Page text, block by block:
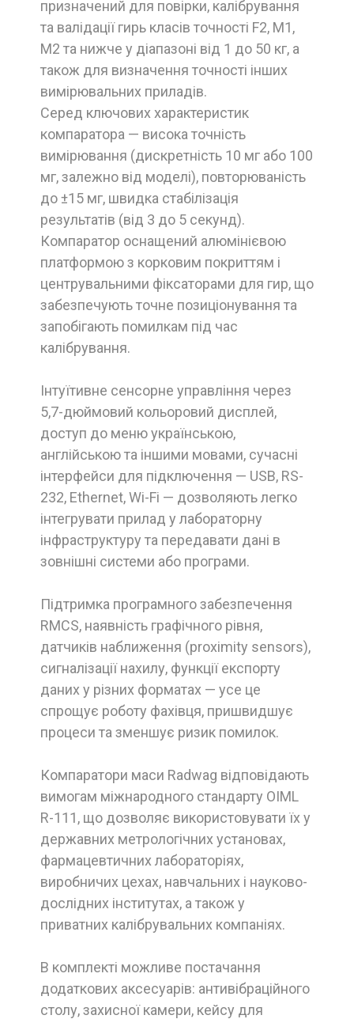
призначений для повірки, калібрування
та валідації гирь класів точності F2, M1,
M2 та нижче у діапазоні від 1 до 50 кг, а
також для визначення точності інших
вимірювальних приладів.
Серед ключових характеристик
компаратора — висока точність
вимірювання (дискретність 10 мг або 100
мг, залежно від моделі), повторюваність
до ±15 мг, швидка стабілізація
результатів (від 3 до 5 секунд).
Компаратор оснащений алюмінієвою
платформою з корковим покриттям і
центрувальними фіксаторами для гир, що
забезпечують точне позиціонування та
запобігають помилкам під час
калібрування.
Інтуїтивне сенсорне управління через
5,7-дюймовий кольоровий дисплей,
доступ до меню українською,
англійською та іншими мовами, сучасні
інтерфейси для підключення — USB, RS-
232, Ethernet, Wi-Fi — дозволяють легко
інтегрувати прилад у лабораторну
інфраструктуру та передавати дані в
зовнішні системи або програми.
Підтримка програмного забезпечення
RMCS, наявність графічного рівня,
датчиків наближення (proximity sensors),
сигналізації нахилу, функції експорту
даних у різних форматах — усе це
спрощує роботу фахівця, пришвидшує
процеси та зменшує ризик помилок.
Компаратори маси Radwag відповідають
вимогам міжнародного стандарту OIML
R-111, що дозволяє використовувати їх у
державних метрологічних установах,
фармацевтичних лабораторіях,
виробничих цехах, навчальних і науково-
дослідних інститутах, а також у
приватних калібрувальних компаніях.
В комплекті можливе постачання
додаткових аксесуарів: антивібраційного
столу, захисної камери, кейсу для